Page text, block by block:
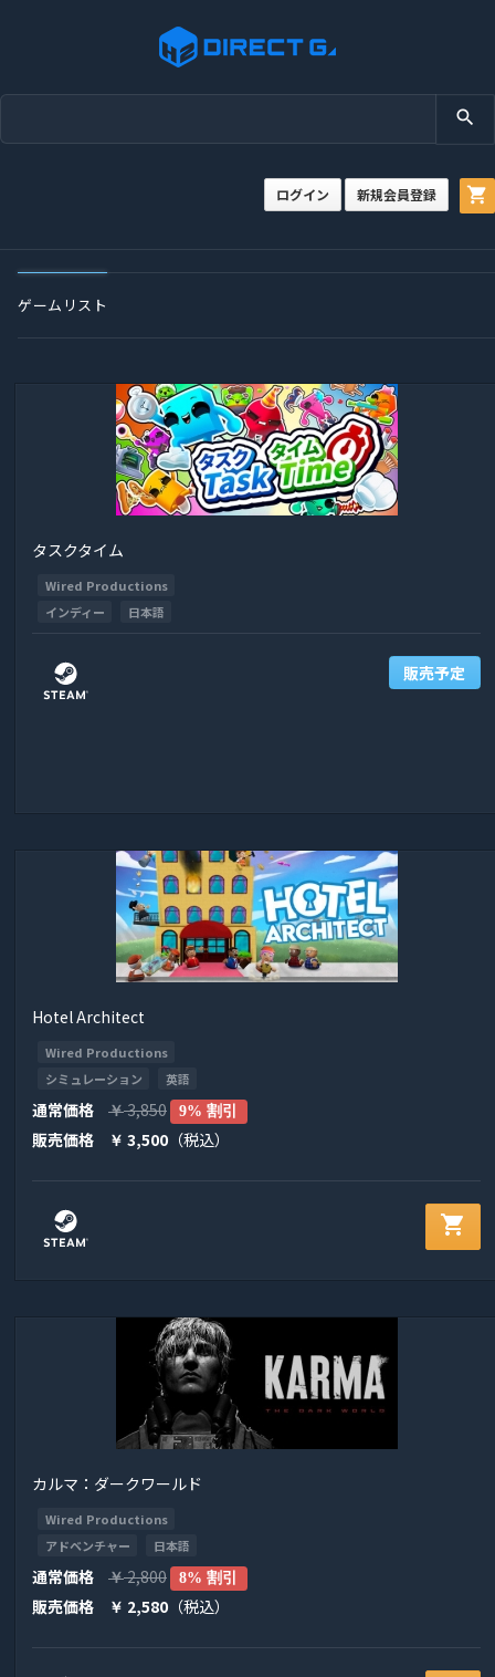
search
shopping_cart
ログイン 新規会員登録
ゲームリスト
タスクタイム
Wired Productions
インディー
日本語
販売予定
Hotel Architect
Wired Productions
シミュレーション
英語
通常価格 ￥3,850 9% 割引
販売価格 ￥ 3,500 （税込）
shopping_cart
カルマ：ダークワールド
Wired Productions
アドベンチャー
日本語
通常価格 ￥2,800 8% 割引
販売価格 ￥ 2,580 （税込）